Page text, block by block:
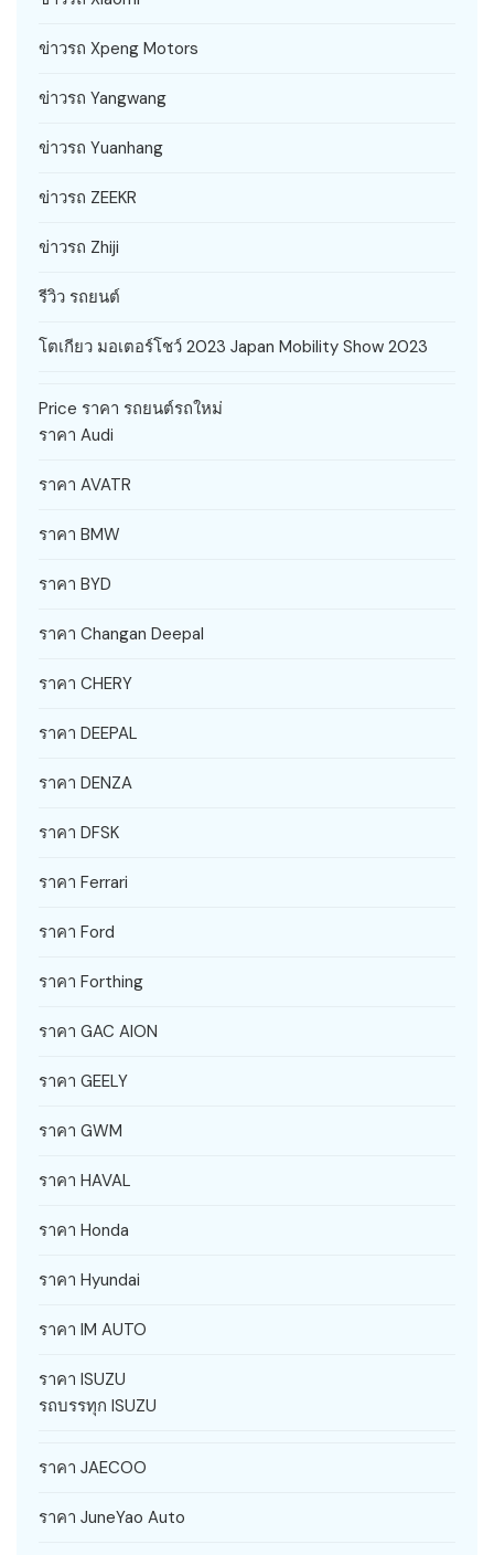
ข่าวรถ Xpeng Motors
ข่าวรถ Yangwang
ข่าวรถ Yuanhang
ข่าวรถ ZEEKR
ข่าวรถ Zhiji
รีวิว รถยนต์
โตเกียว มอเตอร์โชว์ 2023 Japan Mobility Show 2023
Price ราคา รถยนต์รถใหม่
ราคา Audi
ราคา AVATR
ราคา BMW
ราคา BYD
ราคา Changan Deepal
ราคา CHERY
ราคา DEEPAL
ราคา DENZA
ราคา DFSK
ราคา Ferrari
ราคา Ford
ราคา Forthing
ราคา GAC AION
ราคา GEELY
ราคา GWM
ราคา HAVAL
ราคา Honda
ราคา Hyundai
ราคา IM AUTO
ราคา ISUZU
รถบรรทุก ISUZU
ราคา JAECOO
ราคา JuneYao Auto